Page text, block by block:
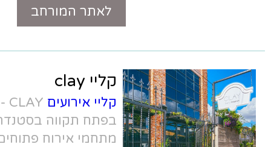
טלפון
קליי clay
קליי אירועים
CLAY - גן אירועים חדש
בפתח תקווה בסטנדרט גבוה מאוד, עם 3
מתחמי אירוח פתוחים וסגורים, גן